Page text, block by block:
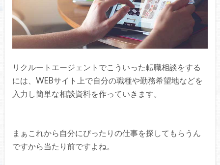
リクルートエージェントでこういった転職相談をする
には、WEBサイト上で自分の職種や勤務希望地などを
入力し簡単な相談資料を作っていきます。
まぁこれから自分にぴったりの仕事を探してもらうん
ですから当たり前ですよね。